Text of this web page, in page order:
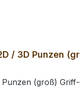
/ 3D Punzen
(groß)